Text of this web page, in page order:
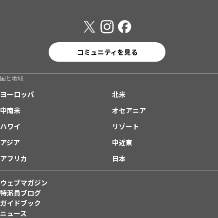
コミュニティを見る
国と地域
ヨーロッパ
北米
中南米
オセアニア
ハワイ
リゾート
アジア
中近東
アフリカ
日本
ウェブマガジン
特派員ブログ
ガイドブック
ニュース